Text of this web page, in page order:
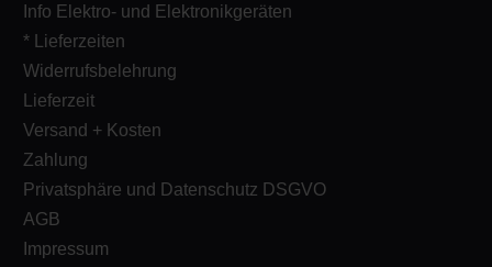
Info Elektro- und Elektronikgeräten
* Lieferzeiten
Widerrufsbelehrung
Lieferzeit
Versand + Kosten
Zahlung
Privatsphäre und Datenschutz DSGVO
AGB
Impressum